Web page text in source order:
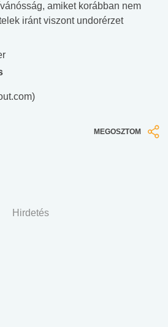
amiket korábban nem
iránt viszont undorérzet
MEGOSZTOM
Hirdetés